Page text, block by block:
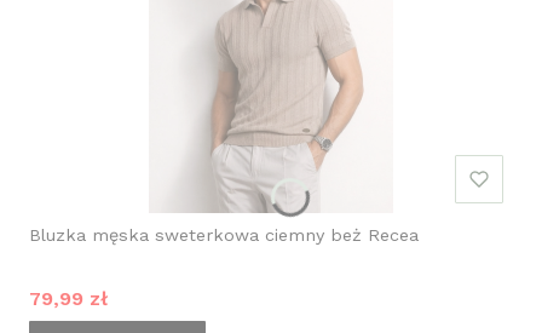
Bluzka męska sweterkowa ciemny beż Recea
Cena promocyjna
79,99 zł